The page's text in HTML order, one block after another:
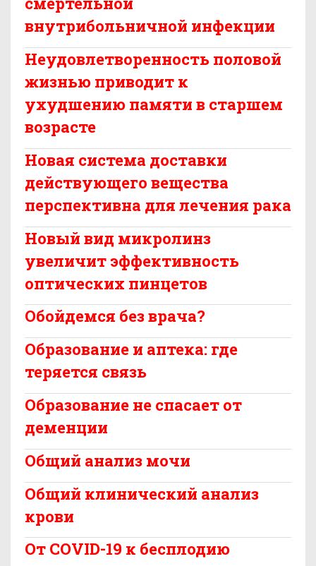
внутрибольничной инфекции
Неудовлетворенность половой
жизнью приводит к
ухудшению памяти в старшем
возрасте
Новая система доставки
действующего вещества
перспективна для лечения рака
Новый вид микролинз
увеличит эффективность
оптических пинцетов
Обойдемся без врача?
Образование и аптека: где
теряется связь
Образование не спасает от
деменции
Общий анализ мочи
Общий клинический анализ
крови
От COVID-19 к бесплодию